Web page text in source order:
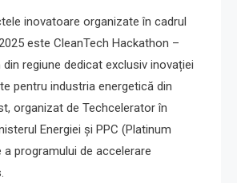
inovatoare organizate în cadrul
este CleanTech Hackathon –
regiune dedicat exclusiv inovației
pentru industria energetică din
organizat de Techcelerator în
Energiei și PPC (Platinum
a programului de accelerare